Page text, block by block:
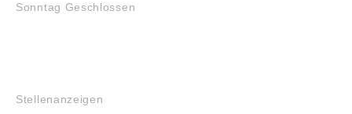
Sonntag Geschlossen
Stellenanzeigen